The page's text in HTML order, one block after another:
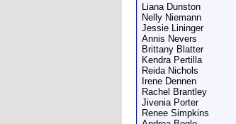
Liana Dunston
Nelly Niemann
Jessie Lininger
Annis Nevers
Brittany Blatter
Kendra Pertilla
Reida Nichols
Irene Dennen
Rachel Brantley
Jivenia Porter
Renee Simpkins